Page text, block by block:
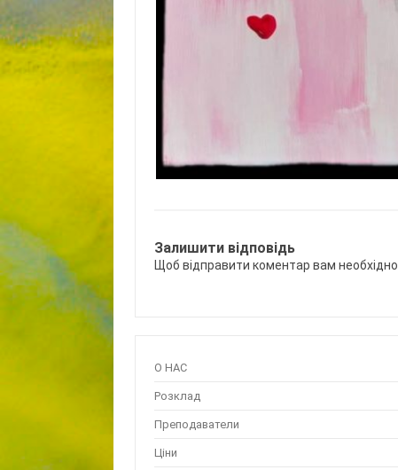
Залишити відповідь
Щоб відправити коментар вам необхідно
О НАС
Розклад
Преподаватели
Ціни